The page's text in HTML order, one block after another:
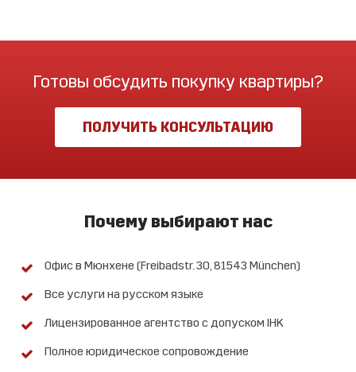
Готовы обсудить покупку квартиры?
ПОЛУЧИТЬ КОНСУЛЬТАЦИЮ
Почему выбирают нас
Офис в Мюнхене (Freibadstr. 30, 81543 München)
Все услуги на русском языке
Лицензированное агентство с допуском IHK
Полное юридическое сопровождение